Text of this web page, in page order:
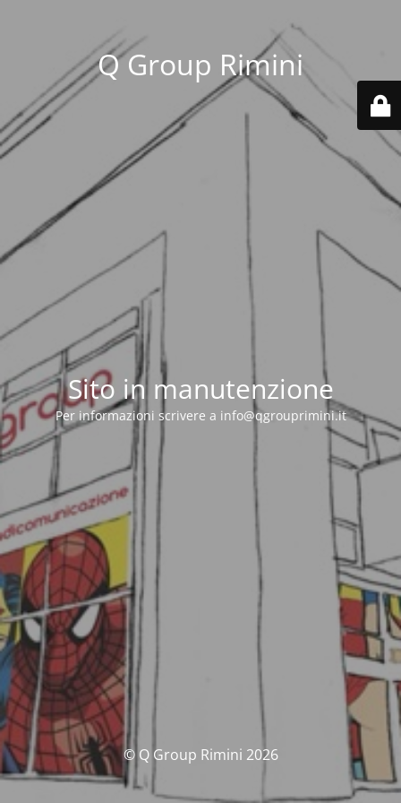
Q Group Rimini
Sito in manutenzione
Per informazioni scrivere a info@qgrouprimini.it
© Q Group Rimini 2026